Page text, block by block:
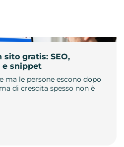
gratis: SEO,
e snippet
ma le persone escono dopo
di crescita spesso non è